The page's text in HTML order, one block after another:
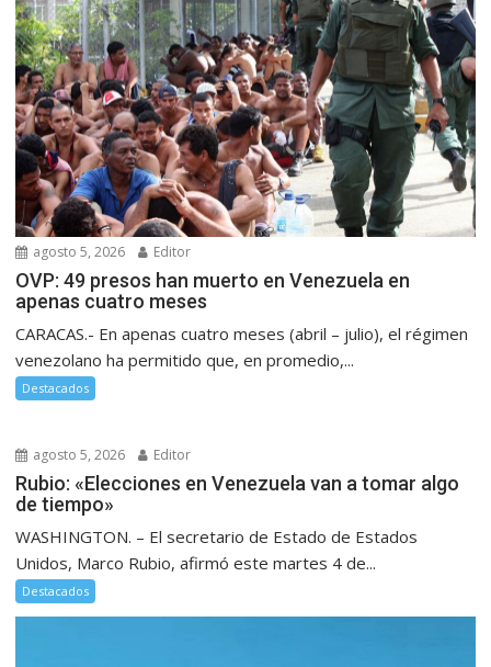
agosto 5, 2026 Editor
OVP: 49 presos han muerto en Venezuela en
apenas cuatro meses
CARACAS.- En apenas cuatro meses (abril – julio), el régimen
venezolano ha permitido que, en promedio,...
Destacados
agosto 5, 2026 Editor
Rubio: «Elecciones en Venezuela van a tomar algo
de tiempo»
WASHINGTON. – El secretario de Estado de Estados
Unidos, Marco Rubio, afirmó este martes 4 de...
Destacados